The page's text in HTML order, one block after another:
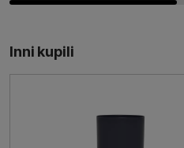
Inni kupili